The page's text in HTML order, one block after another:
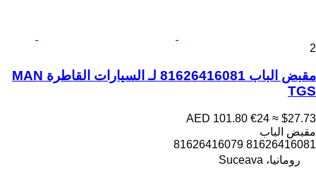
2
مقبض الباب 81626416081 لـ السيارات القاطرة MAN
TGS
AED 101.80 €24 ≈ $27.73
مقبض الباب
81626416081 81626416079
رومانيا، Suceava